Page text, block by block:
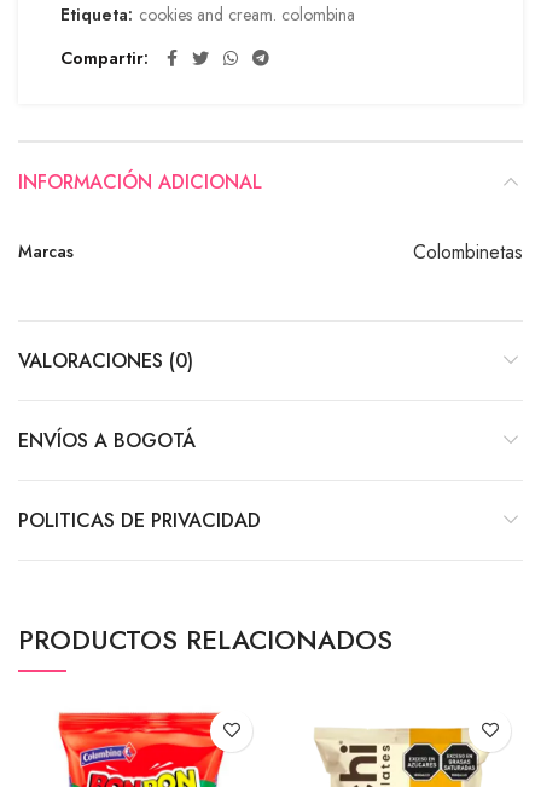
Etiqueta: cookies and cream. colombina
Compartir
INFORMACIÓN ADICIONAL
Marcas Colombinetas
VALORACIONES (0)
ENVÍOS A BOGOTÁ
POLITICAS DE PRIVACIDAD
PRODUCTOS RELACIONADOS